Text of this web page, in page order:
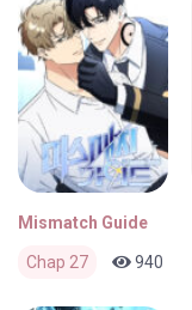
Mismatch Guide
Chap 27 940